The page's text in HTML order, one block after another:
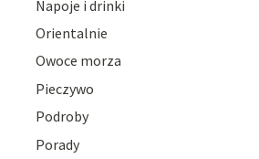
Napoje i drinki
Orientalnie
Owoce morza
Pieczywo
Podroby
Porady